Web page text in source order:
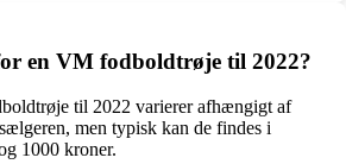
en VM fodboldtrøje til 2022?
til 2022 varierer afhængigt af
men typisk kan de findes i
1000 kroner.